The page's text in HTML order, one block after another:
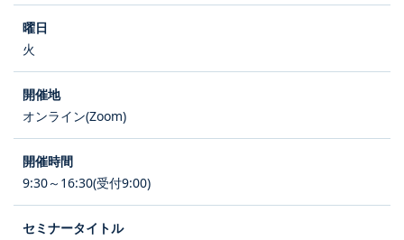
火
オンライン(Zoom)
9:30～16:30(受付9:00)